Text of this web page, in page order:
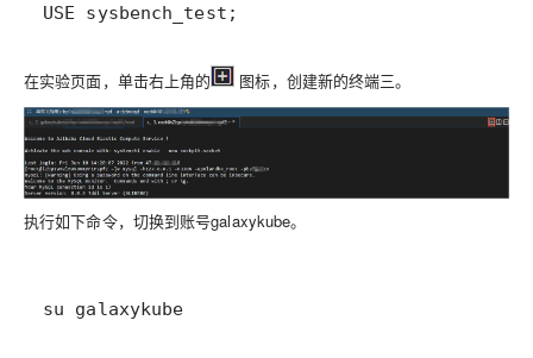
USE sysbench_test;
在实验页面，单击右上角的 图标，创建新的终端三。
执行如下命令，切换到账号galaxykube。
su galaxykube